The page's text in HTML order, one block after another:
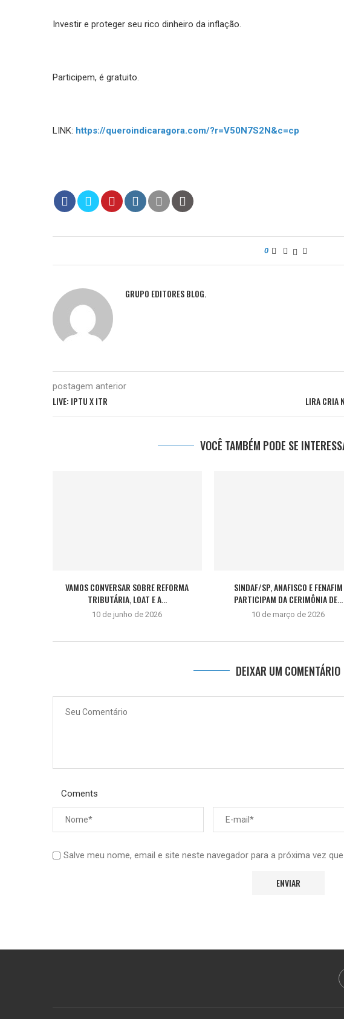
Investir e proteger seu rico dinheiro da inflação.
Participem, é gratuito.
LINK: https://queroindicaragora.com/?r=V50N7S2N&c=cp
0
GRUPO EDITORES BLOG.
postagem anterior
LIVE: IPTU X ITR LIRA CRIA
VOCÊ TAMBÉM PODE SE
VAMOS CONVERSAR SOBRE REFORMA
TRIBUTÁRIA, LOAT E A...
10 de junho de 2026
SINDAF/SP, ANAFISCO E FENAFIM
PARTICIPAM DA CERIMÔNIA DE...
10 de março de 2026
DEIXAR UM COMENTÁRIO
Coments
Salve meu nome, email e site neste navegador para a próxima vez